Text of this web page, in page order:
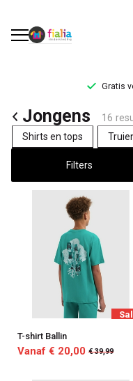
Gratis
Jongens
kleding
FiaLia
Jongens
16
Shirts en tops
Filters
T-shirt Ballin
Vanaf € 20,00 € 39,99